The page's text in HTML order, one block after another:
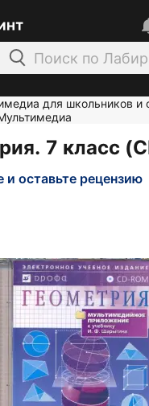
для школьников и
7 класс
и оставьте рецензию